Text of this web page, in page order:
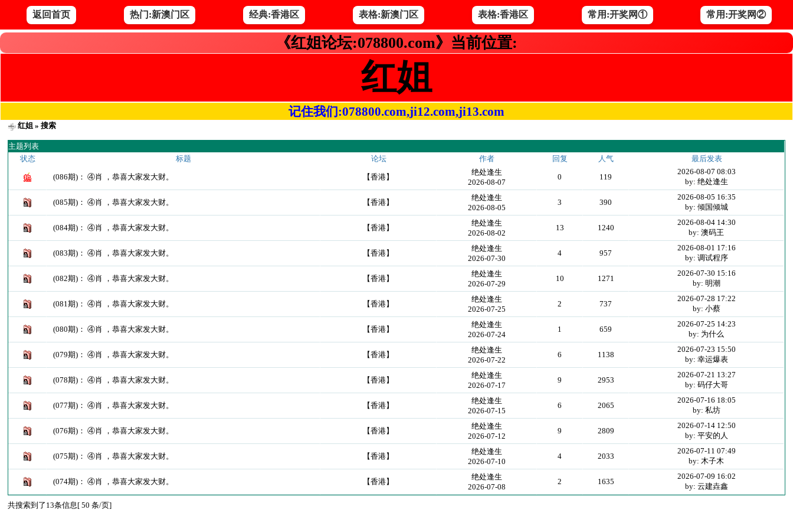
返回首页 热门:新澳门区 经典:香港区 表格:新澳门区 表格:香港区 常用:开奖网① 常用:开奖网②
《红姐论坛:078800.com》当前位置:
红姐
记住我们:078800.com,ji12.com,ji13.com
红姐 » 搜索
主题列表
状态
标题 论坛 作者 回复 人气 最后发表
(086期)： ④肖 ，恭喜大家发大财。 【香港】
绝处逢生
2026-08-07
0 119
2026-08-07 08:03
by: 绝处逢生
(085期)： ④肖 ，恭喜大家发大财。 【香港】
绝处逢生
2026-08-05
3 390
2026-08-05 16:35
by: 倾国倾城
(084期)： ④肖 ，恭喜大家发大财。 【香港】
绝处逢生
2026-08-02
13 1240
2026-08-04 14:30
by: 澳码王
(083期)： ④肖 ，恭喜大家发大财。 【香港】
绝处逢生
2026-07-30
4 957
2026-08-01 17:16
by: 调试程序
(082期)： ④肖 ，恭喜大家发大财。 【香港】
绝处逢生
2026-07-29
10 1271
2026-07-30 15:16
by: 明潮
(081期)： ④肖 ，恭喜大家发大财。 【香港】
绝处逢生
2026-07-25
2 737
2026-07-28 17:22
by: 小蔡
(080期)： ④肖 ，恭喜大家发大财。 【香港】
绝处逢生
2026-07-24
1 659
2026-07-25 14:23
by: 为什么
(079期)： ④肖 ，恭喜大家发大财。 【香港】
绝处逢生
2026-07-22
6 1138
2026-07-23 15:50
by: 幸运爆表
(078期)： ④肖 ，恭喜大家发大财。 【香港】
绝处逢生
2026-07-17
9 2953
2026-07-21 13:27
by: 码仔大哥
(077期)： ④肖 ，恭喜大家发大财。 【香港】
绝处逢生
2026-07-15
6 2065
2026-07-16 18:05
by: 私坊
(076期)： ④肖 ，恭喜大家发大财。 【香港】
绝处逢生
2026-07-12
9 2809
2026-07-14 12:50
by: 平安的人
(075期)： ④肖 ，恭喜大家发大财。 【香港】
绝处逢生
2026-07-10
4 2033
2026-07-11 07:49
by: 木子木
(074期)： ④肖 ，恭喜大家发大财。 【香港】
绝处逢生
2026-07-08
2 1635
2026-07-09 16:02
by: 云建垚鑫
共搜索到了13条信息[ 50 条/页]